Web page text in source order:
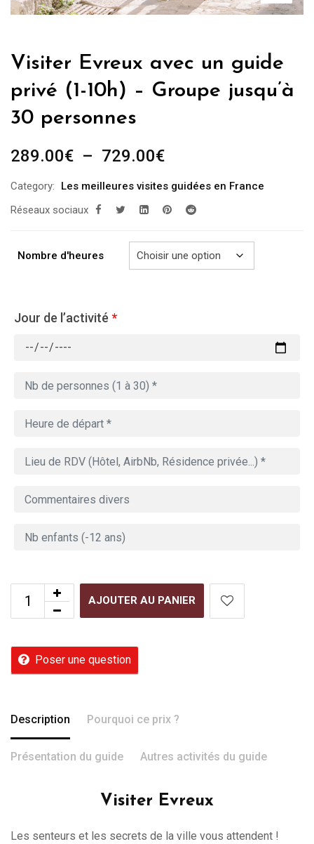
Visiter Evreux avec un guide
privé (1-10h) – Groupe jusqu’à
30 personnes
289.00€ – 729.00€Plage
prix :
289.00€
729.00€
Category:
Les meilleures visites guidées en France
Réseaux sociaux
Nombre d'heures
Jour de l’activité *
AJOUTER AU PANIER
Poser une question
Description Pourquoi ce prix ?
Présentation du guide Autres activités du guide
Visiter Evreux
Les senteurs et les secrets de la ville vous attendent !